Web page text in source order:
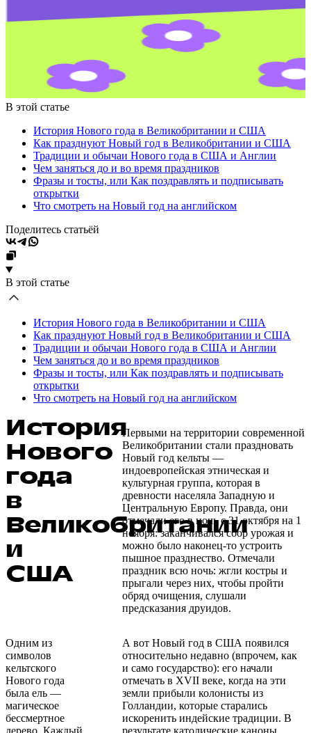
В этой статье
История Нового года в Великобритании и США
Как празднуют Новый год в Великобритании и США
Традиции и обычаи Нового года в США и Англии
Чем заняться до и во время праздников
Фразы и тосты, или Как поздравлять и подписывать
открытки
Что смотреть на Новый год на английском
Поделитесь статьёй
В этой статье
История Нового года в Великобритании и США
Как празднуют Новый год в Великобритании и США
Традиции и обычаи Нового года в США и Англии
Чем заняться до и во время праздников
Фразы и тосты, или Как поздравлять и подписывать
открытки
Что смотреть на Новый год на английском
История
Нового
года
в
Великобритании
и
США
Первыми на территории современной
Великобритании стали праздновать
Новый год кельты —
индоевропейская этническая и
культурная группа, которая в
древности населяла Западную и
Центральную Европу. Правда, они
отмечали его в ночь с 31 октября на 1
ноября: заканчивался сбор урожая и
можно было наконец-то устроить
пышное празднество. Отмечали
праздник всю ночь: жгли костры и
прыгали через них, чтобы пройти
обряд очищения, слушали
предсказания друидов.
Одним из
символов
кельтского
Нового года
была ель —
магическое
бессмертное
дерево. Каждый
А вот Новый год в США появился
относительно недавно (впрочем, как
и само государство): его начали
отмечать в XVII веке, когда на эти
земли прибыли колонисты из
Голландии, которые старались
искоренить индейские традиции. В
результате католические каноны,